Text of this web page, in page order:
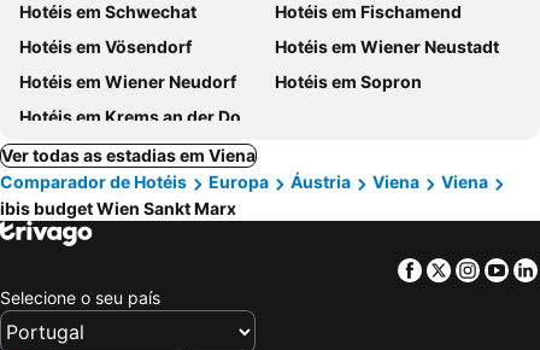
Hotéis em Schwechat
Hotéis em Fischamend
Hotéis em Vösendorf
Hotéis em Wiener Neustadt
Hotéis em Wiener Neudorf
Hotéis em Sopron
Hotéis em Krems an der Donau
Ver todas as estadias em Viena
Comparador de Hotéis
Europa Áustria Viena
Viena
ibis budget Wien Sankt Marx
Facebook
Twitter
Selecione o seu país